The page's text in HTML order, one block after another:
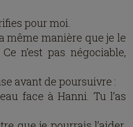
pour moi.
même manière que je le
n’est pas négociable,
avant de poursuivre :
face à Hanni. Tu l’as